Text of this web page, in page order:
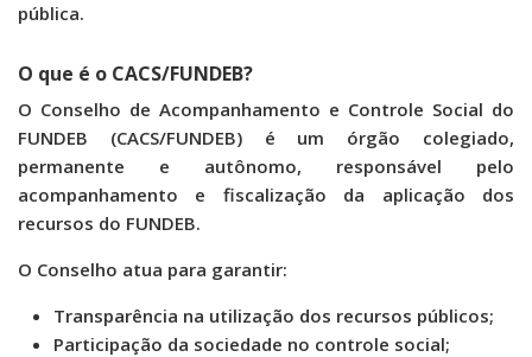
pública.
O que é o CACS/FUNDEB?
O Conselho de Acompanhamento e Controle Social do
FUNDEB (CACS/FUNDEB) é um órgão colegiado,
permanente e autônomo, responsável pelo
acompanhamento e fiscalização da aplicação dos
recursos do FUNDEB.
O Conselho atua para garantir:
Transparência na utilização dos recursos públicos;
Participação da sociedade no controle social;